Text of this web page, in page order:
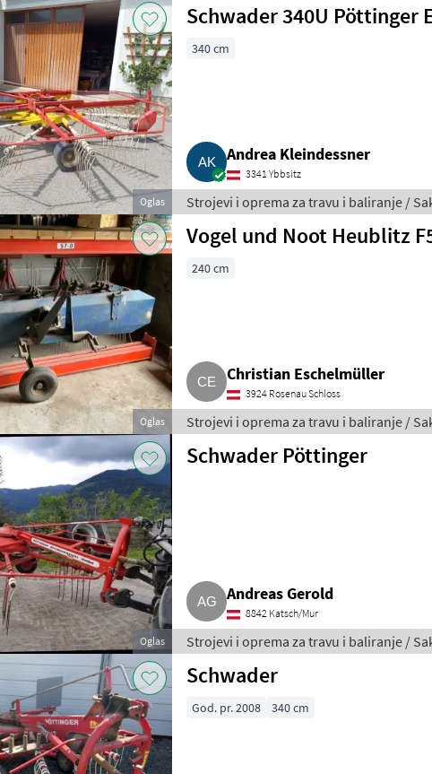
Oglas
Schwader 340U Pöttinger
340 cm
Andrea Kleindessner
3341 Ybbsitz
Strojevi i oprema za travu i baliranje /
Oglas
Vogel und Noot Heublitz
240 cm
Christian Eschelmüller
3924 Rosenau Schloss
Strojevi i oprema za travu i baliranje /
Oglas
Schwader Pöttinger
Andreas Gerold
8842 Katsch/Mur
Strojevi i oprema za travu i baliranje /
Schwader
God. pr. 2008 340 cm